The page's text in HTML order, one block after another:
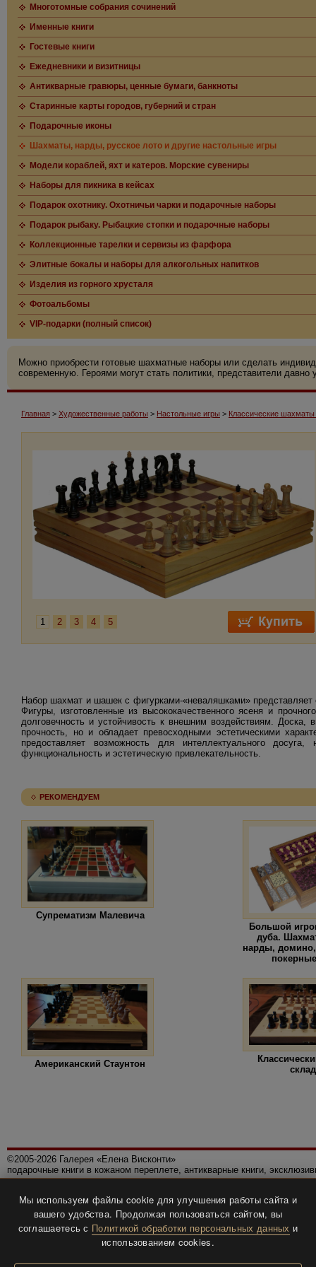
Многотомные собрания сочинений
Именные книги
Гостевые книги
Ежедневники и визитницы
Антикварные гравюры, ценные бумаги, банкноты
Старинные карты городов, губерний и стран
Подарочные иконы
Шахматы, нарды, русское лото и другие настольные игры
Модели кораблей, яхт и катеров. Морские сувениры
Наборы для пикника в кейсах
Подарок охотнику. Охотничьи чарки и подарочные наборы
Подарок рыбаку. Рыбацкие стопки и подарочные наборы
Коллекционные тарелки и сервизы из фарфора
Элитные бокалы и наборы для алкогольных напитков
Изделия из горного хрусталя
Фотоальбомы
VIP-подарки (полный список)
Можно приобрести готовые шахматные наборы или сделать
современную. Героями могут стать политики, представители
Главная > Художественные работы > Настольные игры > Классические
1 2 3 4 5
Набор шахмат и шашек с фигурками-«неваляшками» представляет
Фигуры, изготовленные из высококачественного ясеня и
долговечность и устойчивость к внешним воздействиям.
прочность, но и обладает превосходными эстетическими
предоставляет возможность для интеллектуального
функциональность и эстетическую привлекательность.
РЕКОМЕНДУЕМ
Супрематизм Малевича
Большой
дуба.
нарды,
Американский Стаунтон
©2005-2026 Галерея «Елена Висконти»
подарочные книги в кожаном переплете, антикварные книги,
Политика конфиденциальности
Все права защищены.
Разработка и дизайнBTV-info.
Мы используем файлы cookie для улучшения работы сайта и
вашего удобства. Продолжая пользоваться сайтом, вы
соглашаетесь с Политикой обработки персональных данных и
использованием cookies.